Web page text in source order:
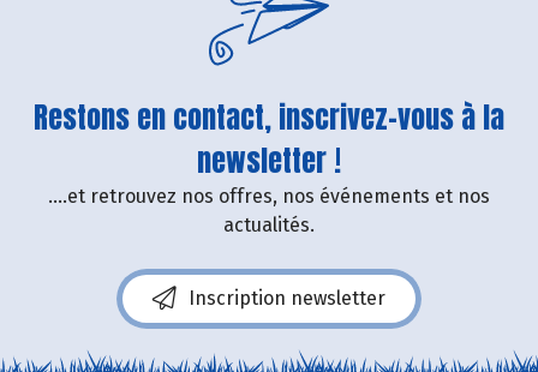
Restons en contact, inscrivez-vous à la
newsletter !
....et retrouvez nos offres, nos événements et nos
actualités.
Inscription newsletter